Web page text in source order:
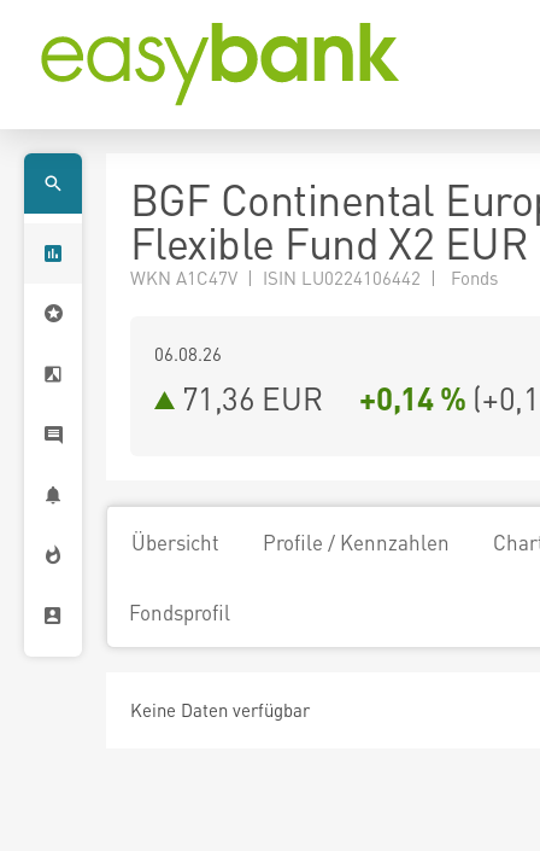
BGF Continental
Flexible Fund X2 EUR
WKN A1C47V | ISIN LU0224106442 | Fonds
06.08.26
71,36 EUR +0,14 % (
Übersicht Profile / Kennzahlen
Fondsprofil
Keine Daten verfügbar